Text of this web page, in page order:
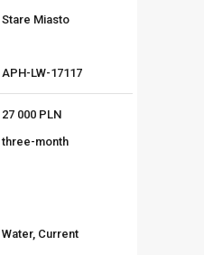
Stare Miasto
APH-LW-17117
27 000 PLN
three-month
Water, Current